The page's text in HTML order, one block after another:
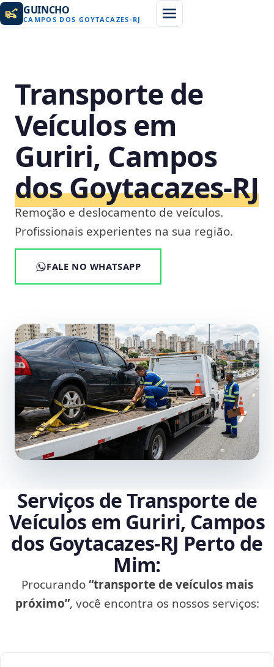
GUINCHO
CAMPOS DOS GOYTACAZES-RJ
Transporte de
Veículos em
Guriri, Campos
dos Goytacazes‑RJ
Remoção e deslocamento de veículos.
Profissionais experientes na sua região.
FALE NO WHATSAPP
Serviços de Transporte de
Veículos em Guriri, Campos
dos Goytacazes‑RJ Perto de
Mim:
Procurando“transporte de veículos mais
próximo”, você encontra os nossos serviços: